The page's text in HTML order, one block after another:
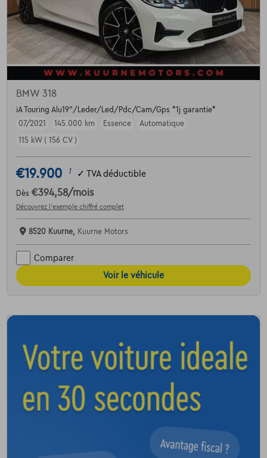
BMW 318
iA Touring Alu19"/Leder/Led/Pdc/Cam/Gps *1j garantie*
07/2021
145.000 km Essence
Automatique
115 kW ( 156 CV )
€19.900 1 ✓ TVA déductible
Dès €394,58/mois
Découvrez l’exemple chiffré complet
8520 Kuurne, Kuurne Motors
Comparer
Voir le véhicule